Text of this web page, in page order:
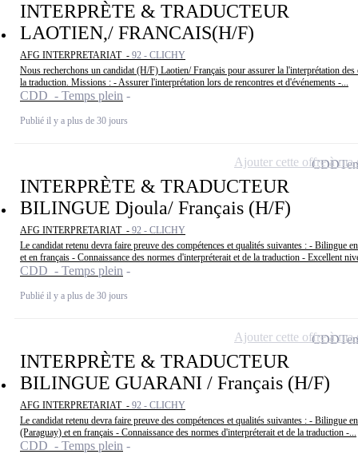
INTERPRÈTE & TRADUCTEUR
LAOTIEN,/ FRANCAIS(H/F)
AFG INTERPRETARIAT - 92 - CLICHY
Nous recherchons un candidat (H/F) Laotien/ Français pour assurer la l'interprétation des
la traduction. Missions : - Assurer l'interprétation lors de rencontres et d'événements -...
CDD - Temps plein
Publié il y a plus de 30 jours
INTERPRÈTE & TRADUCTEUR
BILINGUE Djoula/ Français (H/F)
AFG INTERPRETARIAT - 92 - CLICHY
Le candidat retenu devra faire preuve des compétences et qualités suivantes : - Bilingue
et en français - Connaissance des normes d'interpréterait et de la traduction - Excellent
CDD - Temps plein
Publié il y a plus de 30 jours
CDD
Ajouter cette offre à ma
INTERPRÈTE & TRADUCTEUR
BILINGUE GUARANI / Français (H/F)
AFG INTERPRETARIAT - 92 - CLICHY
Le candidat retenu devra faire preuve des compétences et qualités suivantes : - Bilingue
(Paraguay) et en français - Connaissance des normes d'interpréterait et de la traduction -...
CDD - Temps plein
CDD
Ajouter cette offre à ma